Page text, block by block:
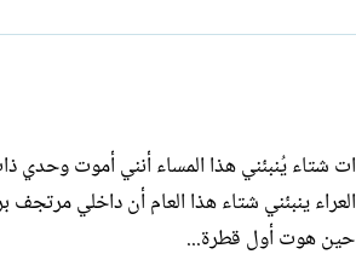
شتاء مثله, ذات شتاء يُنبئني هذا المساء أنني أموت
ينبئني شتاء هذا العام أن داخلي مرتجف
هوت أول قطرة...